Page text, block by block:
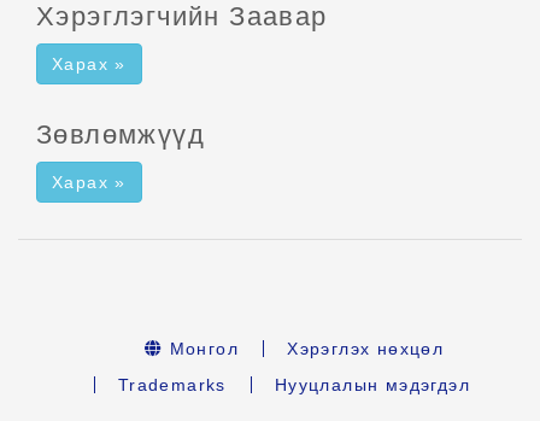
Хэрэглэгчийн Заавар
Харах »
Зөвлөмжүүд
Харах »
Монгол
Хэрэглэх нөхцөл
Trademarks
Нууцлалын мэдэгдэл